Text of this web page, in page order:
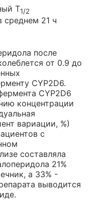
T1/2
среднем 21 ч
после
от 0.9 до
CYP2D6.
CYP2D6
концентрации
вариации, %)
с
составляла
21%
а 33% -
выводится